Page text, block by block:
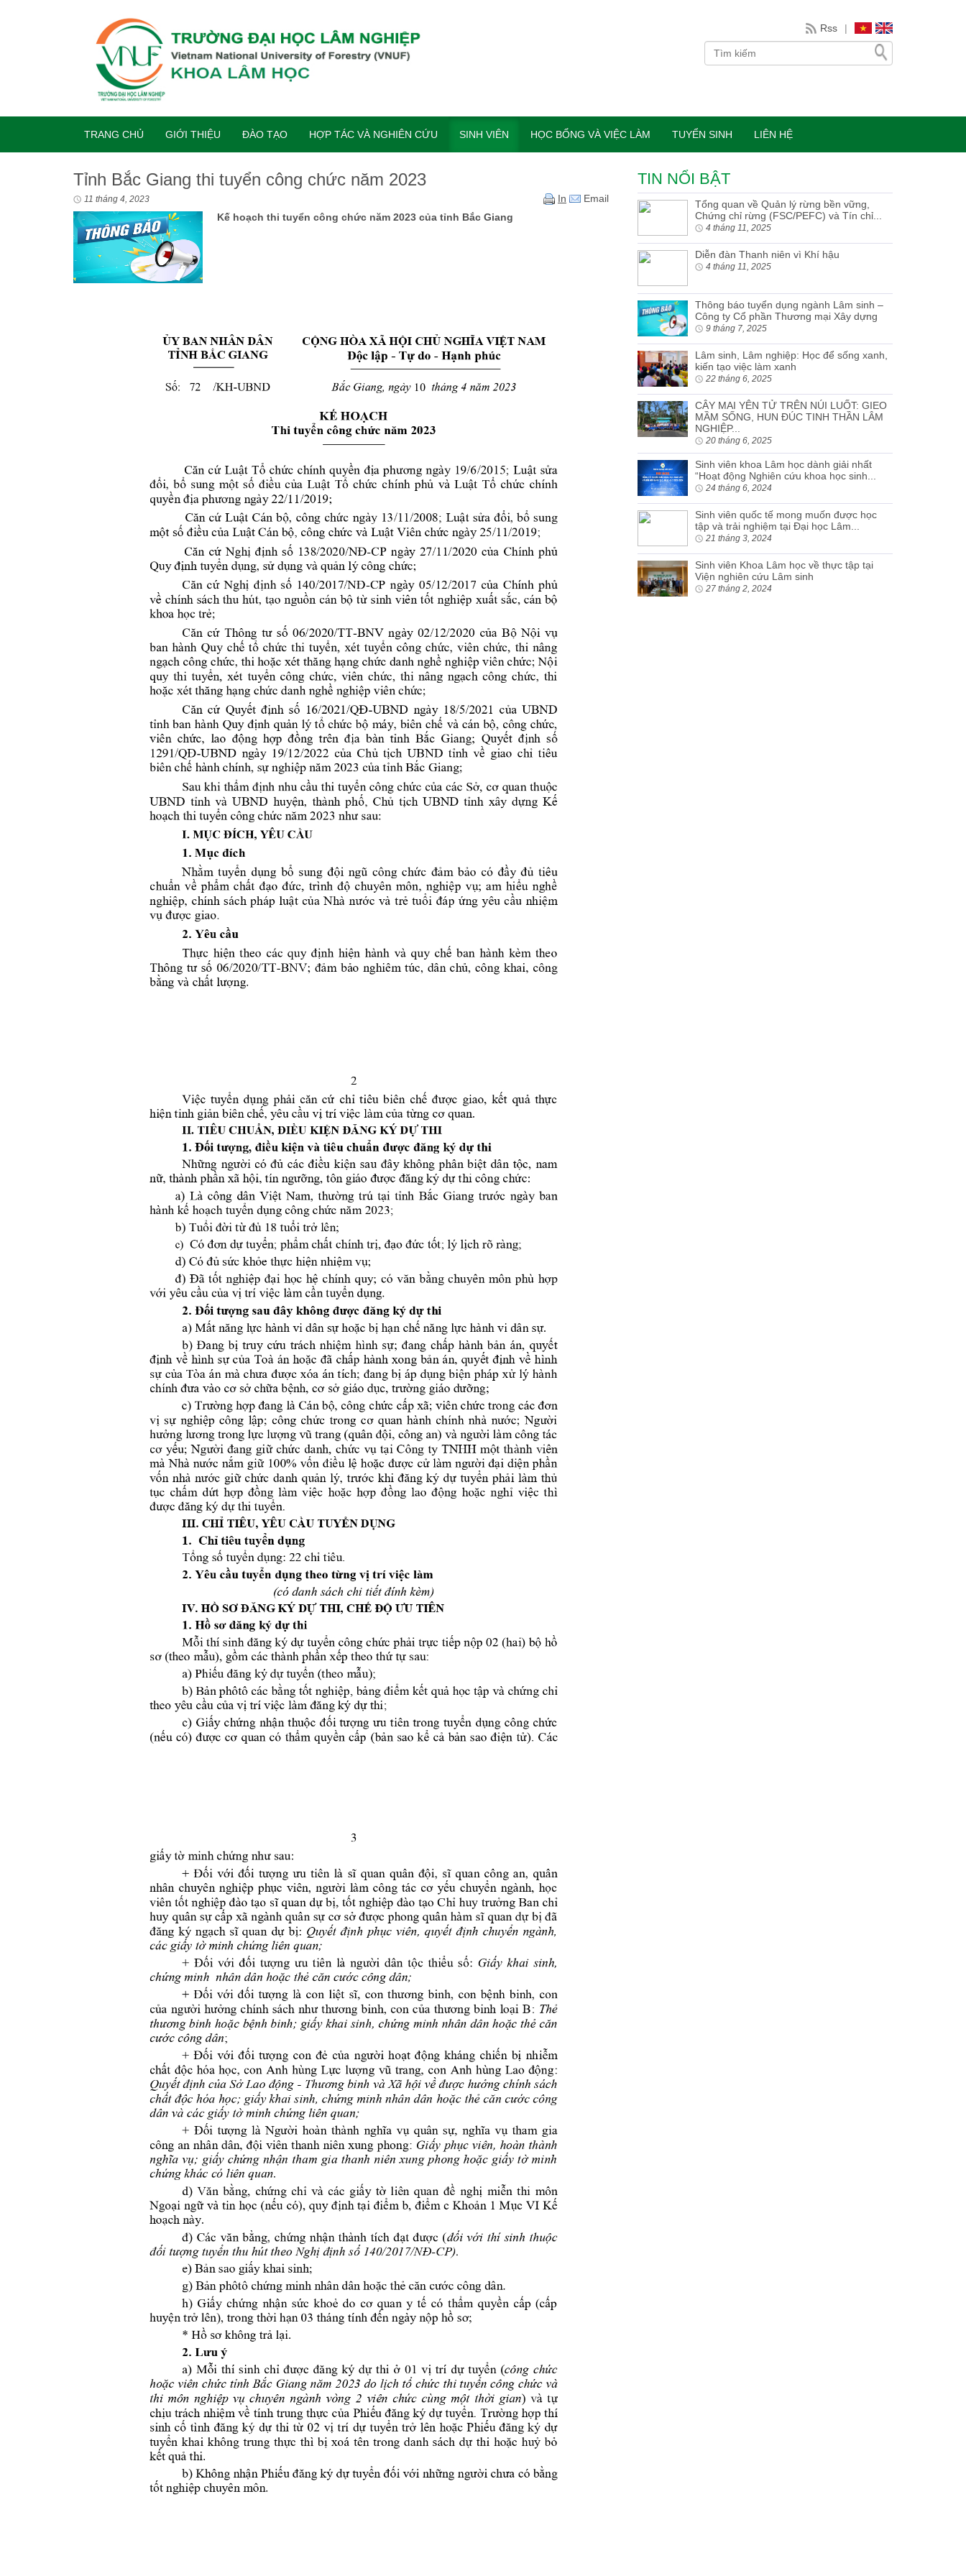
Rss |
TRANG CHỦ GIỚI THIỆU ĐÀO TẠO HỢP TÁC VÀ NGHIÊN CỨU SINH VIÊN HỌC BỔNG VÀ VIỆC LÀM TUYỂN SINH LIÊN HỆ
Tỉnh Bắc Giang thi tuyển công chức năm 2023
11 tháng 4, 2023 In
Email
Kế hoạch thi tuyển công chức năm 2023 của tỉnh Bắc Giang
TIN NỔI BẬT
Tổng quan về Quản lý rừng bền vững,
Chứng chỉ rừng (FSC/PEFC) và Tín chỉ...
4 tháng 11, 2025
Diễn đàn Thanh niên vì Khí hậu
4 tháng 11, 2025
Thông báo tuyển dụng ngành Lâm sinh –
Công ty Cổ phần Thương mại Xây dựng
9 tháng 7, 2025
Lâm sinh, Lâm nghiệp: Học để sống xanh,
kiến tạo việc làm xanh
22 tháng 6, 2025
CÂY MAI YÊN TỬ TRÊN NÚI LUỐT: GIEO
MẦM SỐNG, HUN ĐÚC TINH THẦN LÂM
NGHIỆP...
20 tháng 6, 2025
Sinh viên khoa Lâm học dành giải nhất
“Hoạt động Nghiên cứu khoa học sinh...
24 tháng 6, 2024
Sinh viên quốc tế mong muốn được học
tập và trải nghiệm tại Đại học Lâm...
21 tháng 3, 2024
Sinh viên Khoa Lâm học về thực tập tại
Viện nghiên cứu Lâm sinh
27 tháng 2, 2024